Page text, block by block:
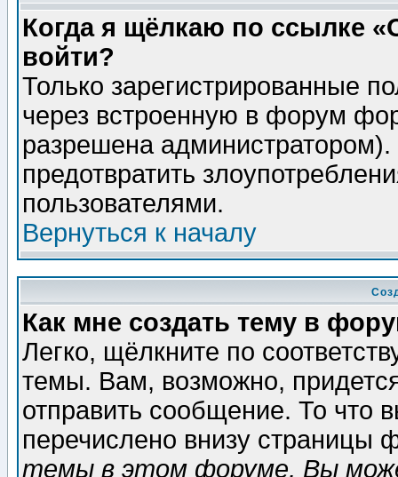
Когда я щёлкаю по ссылке
войти?
Только зарегистрированные
через встроенную в форум
разрешена
предотвратить
пользователями.
Вернуться к началу
Как мне создать тему в
Легко, щёлкните по
темы. Вам, возможно,
отправить сообщение. То что
перечислено внизу страницы
темы в этом форуме, Вы